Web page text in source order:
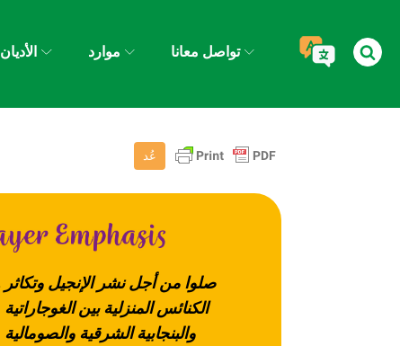
الأديان موارد تواصل معانا
عُد
صلوا من أجل نشر الإنجيل وتكاثر
الكنائس المنزلية بين الغوجاراتية
والبنجابية الشرقية والصومالية